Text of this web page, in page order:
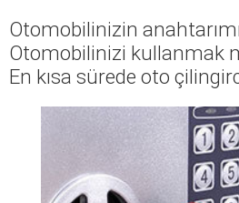
Otomobilinizin
Otomobilinizi kullanmak
En kısa sürede oto